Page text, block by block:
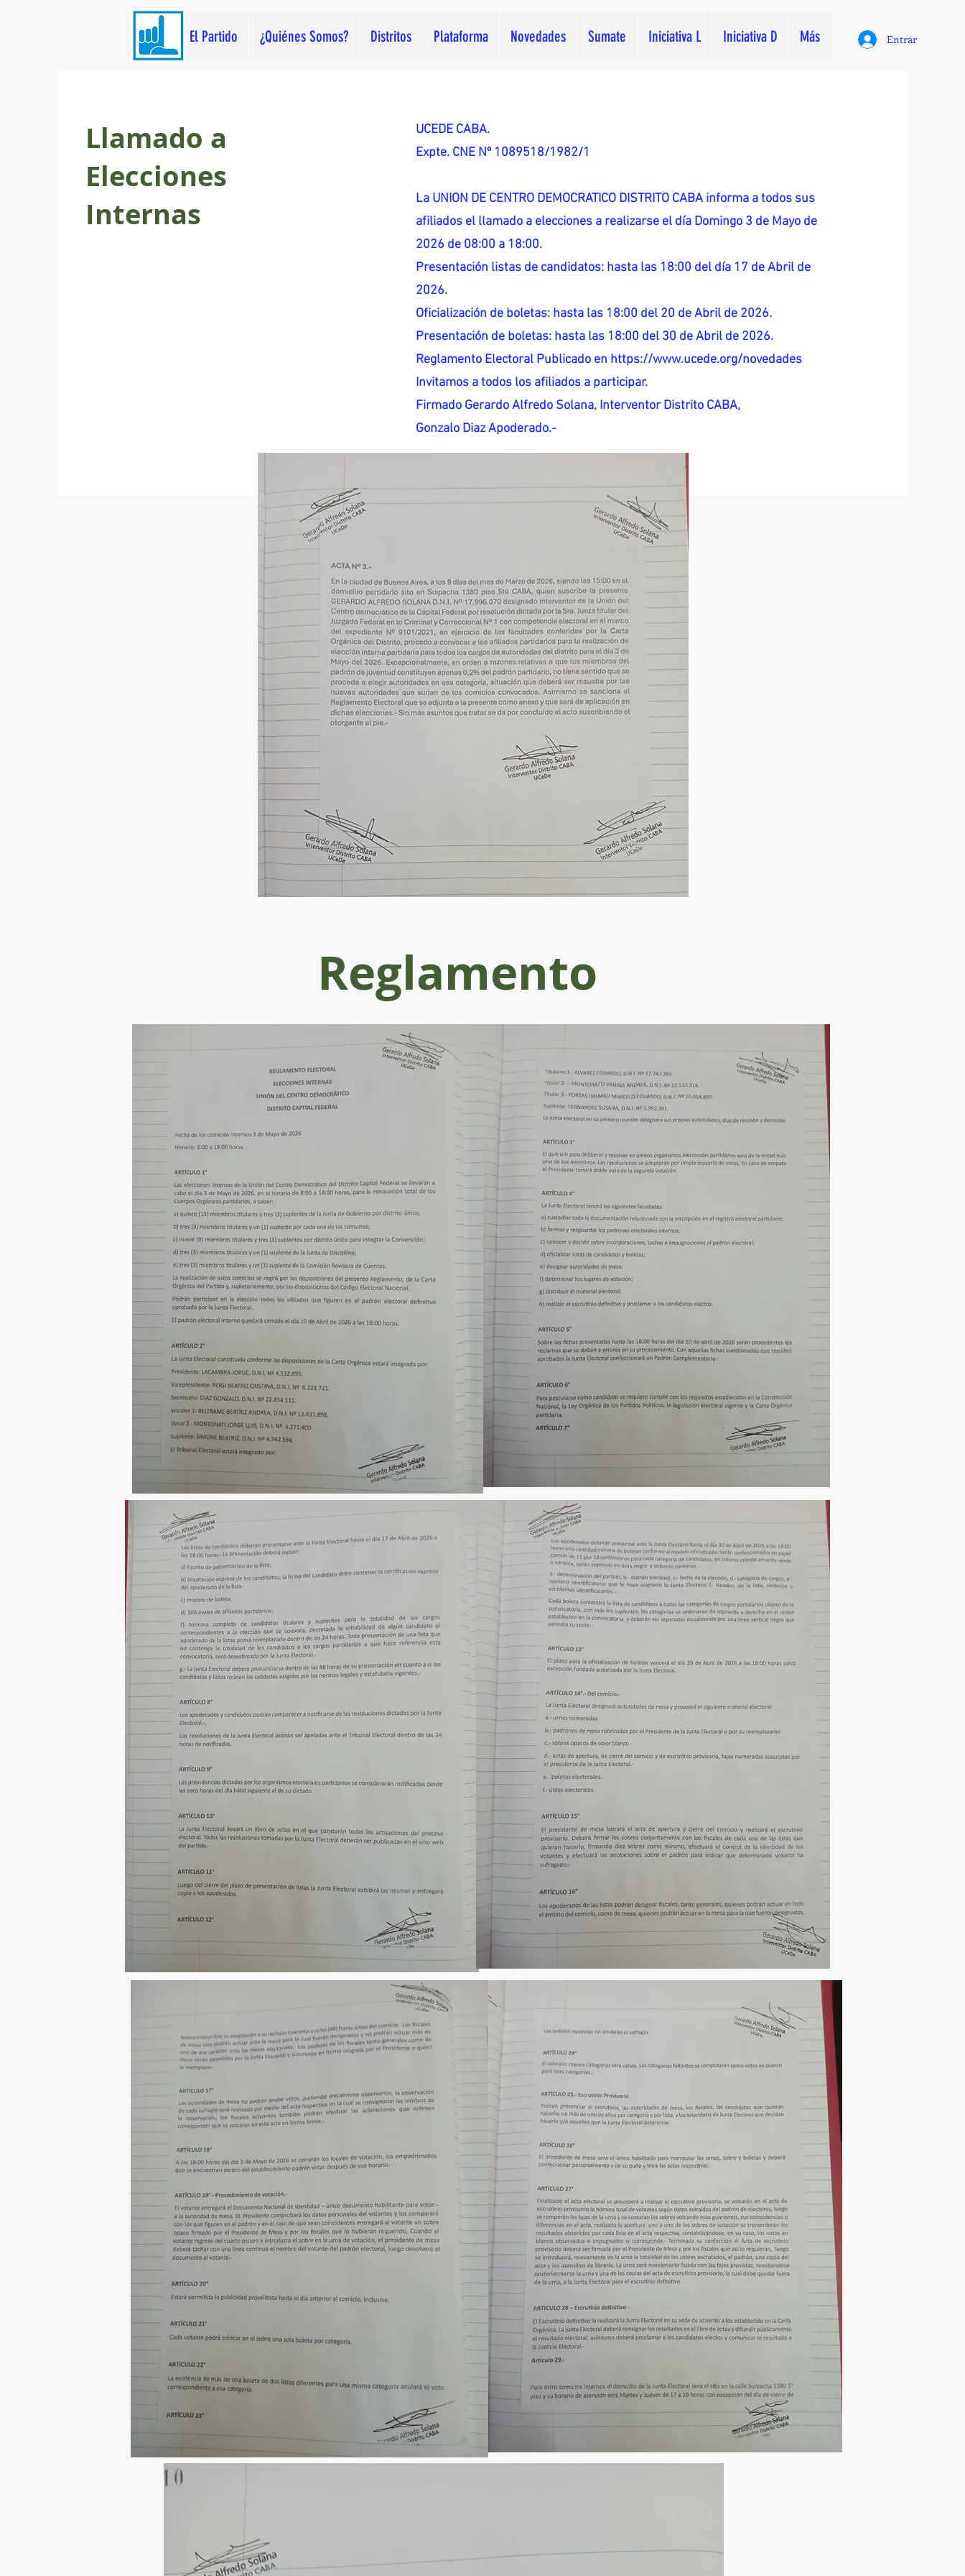
El Partido ¿Quiénes Somos? Distritos Plataforma Novedades Sumate Iniciativa L Iniciativa D Más Entrar
Llamado a
Elecciones
Internas
UCEDE CABA.
Expte. CNE Nº 1089518/1982/1
La UNION DE CENTRO DEMOCRATICO DISTRITO CABA informa a todos sus
afiliados el llamado a elecciones a realizarse el día Domingo 3 de Mayo de
2026 de 08:00 a 18:00.
Presentación listas de candidatos: hasta las 18:00 del día 17 de Abril de
2026.
Oficialización de boletas: hasta las 18:00 del 20 de Abril de 2026.
Presentación de boletas: hasta las 18:00 del 30 de Abril de 2026.
Reglamento Electoral Publicado en https://www.ucede.org/novedades
Invitamos a todos los afiliados a participar.
Firmado Gerardo Alfredo Solana, Interventor Distrito CABA,
Gonzalo Diaz Apoderado.-
Reglamento